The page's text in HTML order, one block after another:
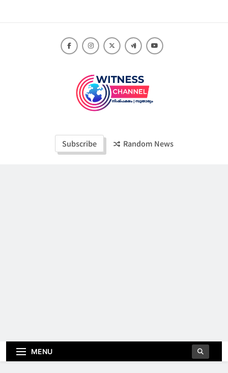
Witness Channel
Subscribe Random News
MENU